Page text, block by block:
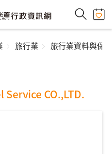
旅行業 旅行業資料與保險
CO.,LTD.